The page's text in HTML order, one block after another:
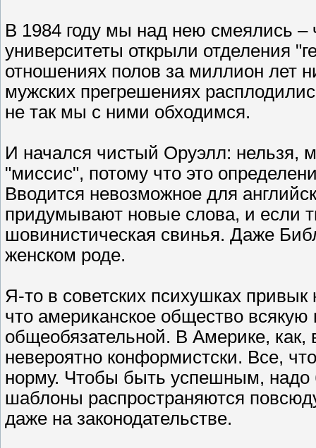
В 1984 году мы над нею смеялись –
университеты открыли отделения
отношениях полов за миллион лет
мужских прегрешениях
не так мы с ними обходимся.
И начался чистый Оруэлл: нельзя,
"миссис", потому что это
Вводится невозможное для
придумывают новые слова, и если
шовинистическая свинья. Даже
женском роде.
Я-то в советских психушках
что американское общество всякую
общеобязательной. В Америке, как,
невероятно конформистски. Все,
норму. Чтобы быть успешным, надо
шаблоны распространяются
даже на законодательстве.